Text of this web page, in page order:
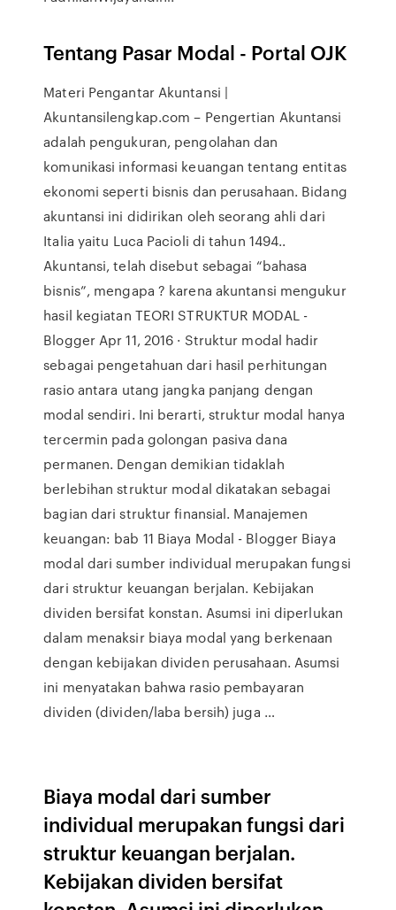
Tentang Pasar Modal - Portal OJK
Materi Pengantar Akuntansi |
Akuntansilengkap.com – Pengertian Akuntansi
adalah pengukuran, pengolahan dan
komunikasi informasi keuangan tentang entitas
ekonomi seperti bisnis dan perusahaan. Bidang
akuntansi ini didirikan oleh seorang ahli dari
Italia yaitu Luca Pacioli di tahun 1494..
Akuntansi, telah disebut sebagai “bahasa
bisnis”, mengapa ? karena akuntansi mengukur
hasil kegiatan TEORI STRUKTUR MODAL -
Blogger Apr 11, 2016 · Struktur modal hadir
sebagai pengetahuan dari hasil perhitungan
rasio antara utang jangka panjang dengan
modal sendiri. Ini berarti, struktur modal hanya
tercermin pada golongan pasiva dana
permanen. Dengan demikian tidaklah
berlebihan struktur modal dikatakan sebagai
bagian dari struktur finansial. Manajemen
keuangan: bab 11 Biaya Modal - Blogger Biaya
modal dari sumber individual merupakan fungsi
dari struktur keuangan berjalan. Kebijakan
dividen bersifat konstan. Asumsi ini diperlukan
dalam menaksir biaya modal yang berkenaan
dengan kebijakan dividen perusahaan. Asumsi
ini menyatakan bahwa rasio pembayaran
dividen (dividen/laba bersih) juga …
Biaya modal dari sumber
individual merupakan fungsi dari
struktur keuangan berjalan.
Kebijakan dividen bersifat